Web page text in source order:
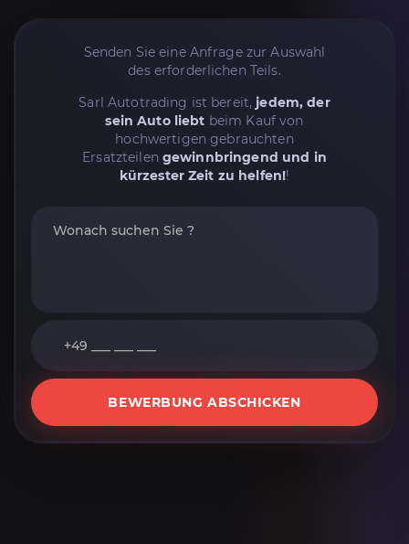
Senden Sie eine Anfrage zur Auswahl
des erforderlichen Teils.
Sarl Autotrading ist bereit, jedem, der
sein Auto liebt beim Kauf von
hochwertigen gebrauchten
Ersatzteilen gewinnbringend und in
kürzester Zeit zu helfen!!
BEWERBUNG ABSCHICKEN